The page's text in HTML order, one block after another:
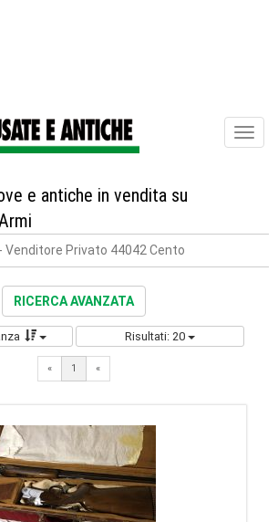
e antiche in vendita su
- Venditore Privato 44042 Cento
RICERCA AVANZATA
Risultati: 20
« 1 «